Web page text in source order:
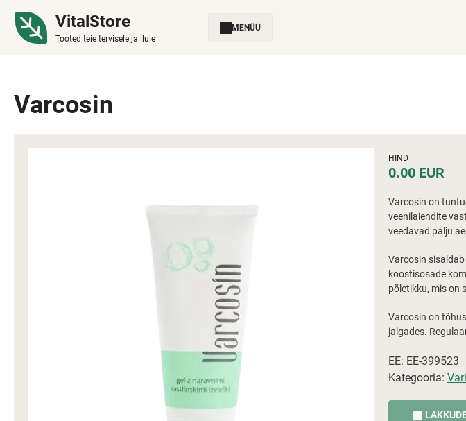
VitalStore
Tooted teie tervisele ja ilule
MENÜÜ
Varcosin
HIND
0.00 EUR
Varcosin on
veenilaiendite
veedavad palju
Varcosin
koostisosade
põletikku, mis on
Varcosin on
jalgades.
EE: EE-399523
Kategooria: